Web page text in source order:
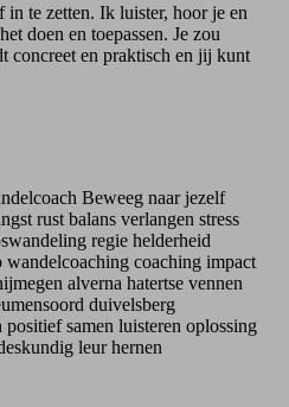
te zetten. Ik luister, hoor je en
doen en toepassen. Je zou
concreet en praktisch en jij kunt